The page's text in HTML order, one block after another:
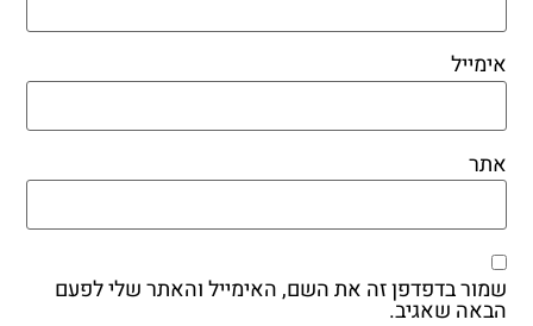
אימייל
אתר
שמור בדפדפן זה את השם, האימייל והאתר שלי לפעם
הבאה שאגיב.